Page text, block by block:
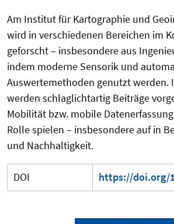
Am Institut für Kartographie und
wird in verschiedenen Bereichen im
geforscht – insbesondere aus
indem moderne Sensorik und
Auswertemethoden genutzt werden.
werden schlaglichtartig Beiträge
Mobilität bzw. mobile
Rolle spielen – insbesondere auf in
und Nachhaltigkeit.
DOI https://doi.org/